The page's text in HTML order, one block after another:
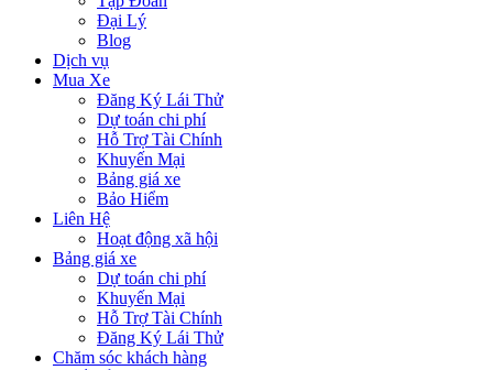
Đại Lý
Blog
Dịch vụ
Mua Xe
Đăng Ký Lái Thử
Dự toán chi phí
Hỗ Trợ Tài Chính
Khuyến Mại
Bảng giá xe
Bảo Hiểm
Liên Hệ
Hoạt động xã hội
Bảng giá xe
Dự toán chi phí
Khuyến Mại
Hỗ Trợ Tài Chính
Đăng Ký Lái Thử
Chăm sóc khách hàng